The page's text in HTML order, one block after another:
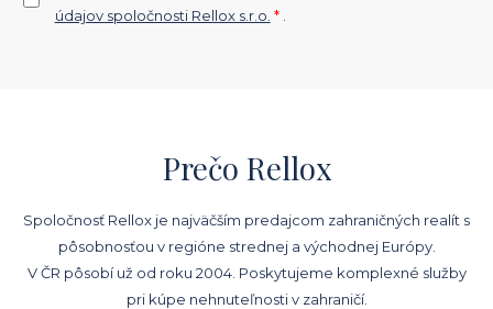
údajov spoločnosti Rellox s.r.o. *
Prečo Rellox
Spoločnosť Rellox je najväčším predajcom zahraničných realít s
pôsobnosťou v regióne strednej a východnej Európy.
V ČR pôsobí už od roku 2004. Poskytujeme komplexné služby
pri kúpe nehnuteľnosti v zahraničí.